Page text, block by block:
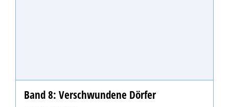
Band 8: Verschwundene Dörfer